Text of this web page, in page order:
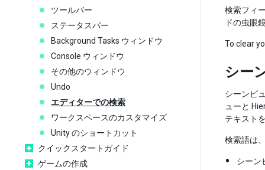
ツールバー
ステータスバー
Background Tasks ウィンドウ
Console ウィンドウ
その他のウィンドウ
Undo
エディターでの検索
ワークスペースのカスタマイズ
Unity のショートカット
クイックスタートガイド
ゲームの作成
検索フィ
ドの虫眼
To clear
シー
シーンビ
ューと
テキスト
検索語は
シーン